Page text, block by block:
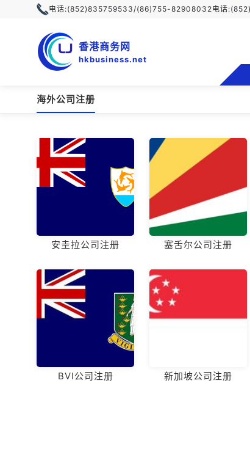
电话:(852)835759533/(86)755-82908032电话:
香港商务网
hkbusiness.net
海外公司注册
安圭拉公司注册 塞舌尔公司注册
BVI公司注册 新加坡公司注册